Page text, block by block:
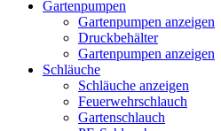
Gartenpumpen
Gartenpumpen anzeigen
Druckbehälter
Gartenpumpen anzeigen
Schläuche
Schläuche anzeigen
Feuerwehrschlauch
Gartenschlauch